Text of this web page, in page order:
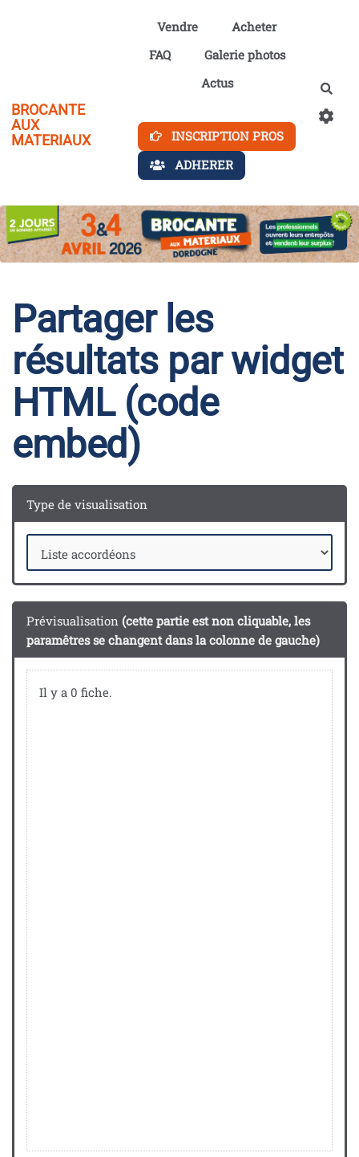
Aller au contenu principal
BROCANTE
AUX
MATERIAUX
Vendre
Acheter
FAQ
Galerie photos
Actus
INSCRIPTION PROS
ADHERER
Partager les
résultats par widget
HTML (code
embed)
Type de visualisation
Prévisualisation (cette partie est non cliquable, les
paramêtres se changent dans la colonne de gauche)